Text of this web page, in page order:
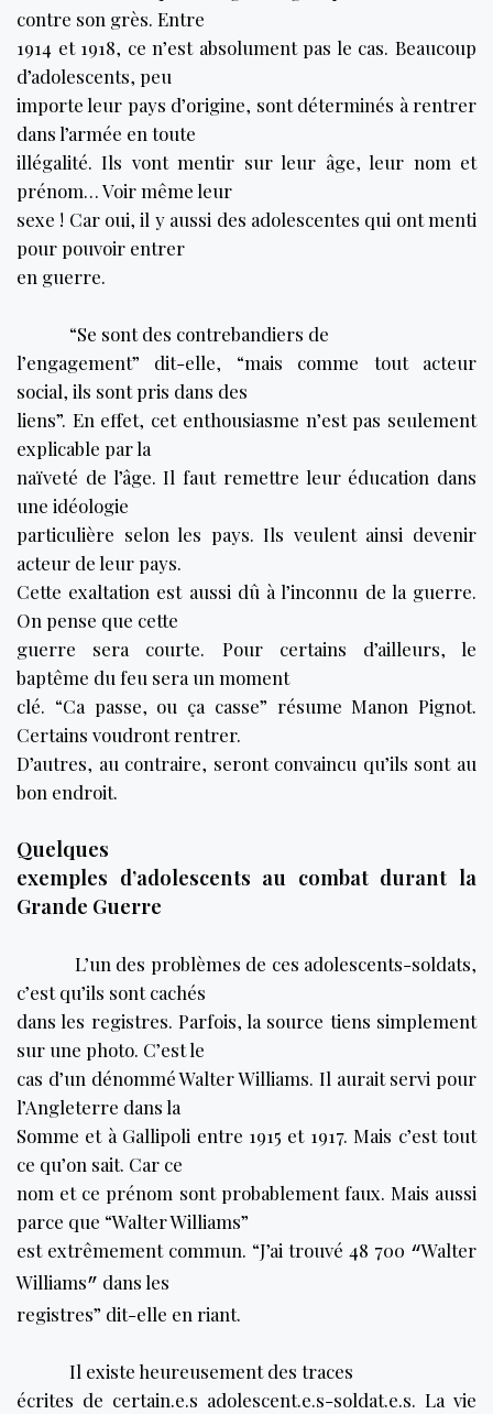
contre son grès. Entre
1914 et 1918, ce n’est absolument pas le cas. Beaucoup
d’adolescents, peu
importe leur pays d’origine, sont déterminés à rentrer
dans l’armée en toute
illégalité. Ils vont mentir sur leur âge, leur nom et
prénom… Voir même leur
sexe ! Car oui, il y aussi des adolescentes qui ont menti
pour pouvoir entrer
en guerre.
“Se sont des contrebandiers de
l’engagement” dit-elle, “mais comme tout acteur
social, ils sont pris dans des
liens”. En effet, cet enthousiasme n’est pas seulement
explicable par la
naïveté de l’âge. Il faut remettre leur éducation dans
une idéologie
particulière selon les pays. Ils veulent ainsi devenir
acteur de leur pays.
Cette exaltation est aussi dû à l’inconnu de la guerre.
On pense que cette
guerre sera courte. Pour certains d’ailleurs, le
baptême du feu sera un moment
clé. “Ca passe, ou ça casse” résume Manon Pignot.
Certains voudront rentrer.
D’autres, au contraire, seront convaincu qu’ils sont au
bon endroit.
Quelques
exemples d’adolescents au combat durant la
Grande Guerre
L’un des problèmes de ces adolescents-soldats,
c’est qu’ils sont cachés
dans les registres. Parfois, la source tiens simplement
sur une photo. C’est le
cas d’un dénommé Walter Williams. Il aurait servi pour
l’Angleterre dans la
Somme et à Gallipoli entre 1915 et 1917. Mais c’est tout
ce qu’on sait. Car ce
nom et ce prénom sont probablement faux. Mais aussi
parce que “Walter Williams”
est extrêmement commun. “J’ai trouvé 48 700 “Walter
Williams” dans les
registres” dit-elle en riant.
Il existe heureusement des traces
écrites de certain.e.s adolescent.e.s-soldat.e.s. La vie